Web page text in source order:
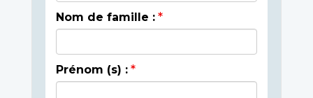
Nom de famille :
Prénom (s) :